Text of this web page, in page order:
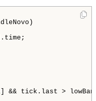
].time;
] && tick.last >